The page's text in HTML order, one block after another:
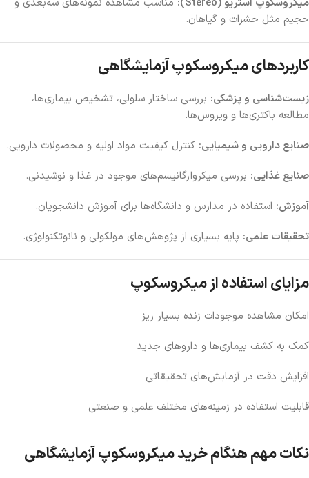
حجیم مثل حشرات و گیاهان.
کاربردهای میکروسکوپ آزمایشگاهی
زیست‌شناسی و پزشکی: بررسی ساختار سلولی، تشخیص بیماری‌ها،
مطالعه باکتری‌ها و ویروس‌ها.
صنایع دارویی و شیمیایی: کنترل کیفیت مواد اولیه و محصولات دارویی.
صنایع غذایی: بررسی میکروارگانیسم‌های موجود در غذا و نوشیدنی.
آموزش: استفاده در مدارس و دانشگاه‌ها برای آموزش دانشجویان.
تحقیقات علمی: پایه بسیاری از پژوهش‌های مولکولی و نانوتکنولوژی.
مزایای استفاده از میکروسکوپ
امکان مشاهده موجودات زنده بسیار ریز
کمک به کشف بیماری‌ها و داروهای جدید
افزایش دقت در آزمایش‌های تحقیقاتی
قابلیت استفاده در زمینه‌های مختلف علمی و صنعتی
نکات مهم هنگام خرید میکروسکوپ آزمایشگاهی